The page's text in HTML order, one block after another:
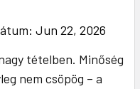
Jun 22, 2026
tételben. Minőség
nem csöpög – a